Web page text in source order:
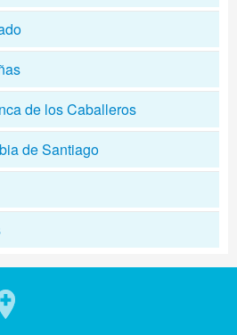
de los Caballeros
de Santiago